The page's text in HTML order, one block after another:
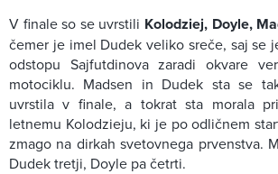
V finale so se uvrstili Kolodziej, Doyle,
čemer je imel Dudek veliko sreče, saj se
odstopu Sajfutdinova zaradi okvare
motociklu. Madsen in Dudek sta se
uvrstila v finale, a tokrat sta morala
letnemu Kolodzieju, ki je po odličnem
zmago na dirkah svetovnega prvenstva.
Dudek tretji, Doyle pa četrti.